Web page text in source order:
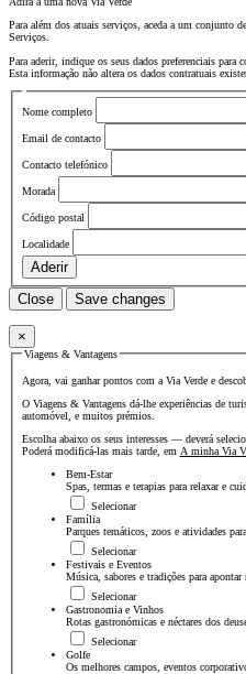
Para além dos atuais serviços, aceda a um conjunto
Serviços.
Para aderir, indique os seus dados preferenciais para
Esta informação não altera os dados contratuais
Nome completo
Email de contacto
Contacto telefónico
Morada
Código postal
Localidade
Aderir
Close
Save changes
×
Viagens & Vantagens
Agora, vai ganhar pontos com a Via Verde e
O Viagens & Vantagens dá-lhe experiências de
automóvel, e muitos prémios.
Escolha abaixo os seus interesses — deverá
Poderá modificá-las mais tarde, em A minha Via
Bem-Estar
Spas, termas e terapias para relaxar e
Selecionar
Família
Parques temáticos, zoos e atividades
Selecionar
Festivais e Eventos
Música, sabores e tradições para apontar
Selecionar
Gastronomia e Vinhos
Rotas gastronómicas e néctares dos
Selecionar
Golfe
Os melhores campos, eventos